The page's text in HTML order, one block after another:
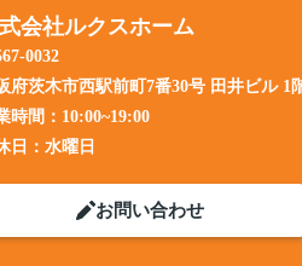
会社ルクスホーム
0032
府茨木市西駅前町7番30号 田井ビル 1
時間： 10:00~19:00
日： 水曜日
お問い合わせ